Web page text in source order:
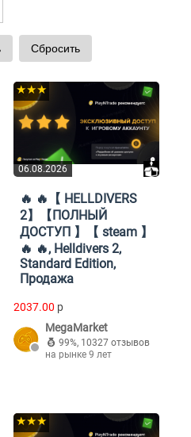
06.08.2026
★★★
🔥 🔥【 HELLDIVERS
2】【ПОЛНЫЙ
ДОСТУП 】【 steam 】
🔥 🔥, Helldivers 2,
Standard Edition,
Продажа
2037.00 p
MegaMarket
99%, 10327 отзывов
на рынке 9 лет
★★★